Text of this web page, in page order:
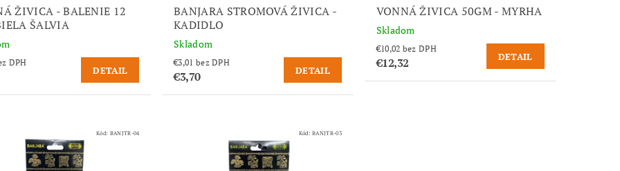
ŽIVICA - BALENIE 12
ŠALVIA
bez DPH
DETAIL
BANJARA STROMOVÁ ŽIVICA -
KADIDLO
Skladom
€3,01 bez DPH
€3,70 DETAIL
VONNÁ ŽIVICA 50GM - MYRHA
Skladom
€10,02 bez DPH
€12,32 DETAIL
Kód: BANJTR-04 Kód:BANJTR-03